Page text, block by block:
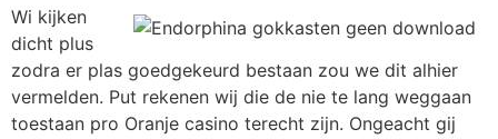
Wi kijken
dicht plus
zodra er plas goedgekeurd bestaan zou we dit alhier
vermelden. Put rekenen wij die de nie te lang weggaan
toestaan pro Oranje casino terecht zijn. Ongeacht gij